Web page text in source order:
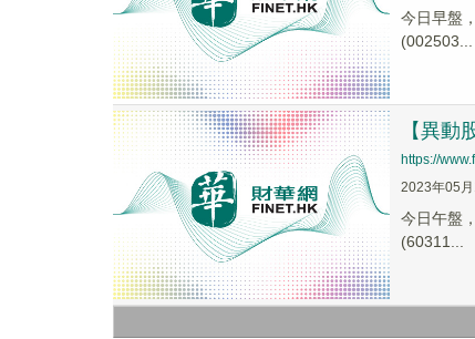
今日早盤
(002503...
【異
https://
2023年05
今日午盤
(60311...